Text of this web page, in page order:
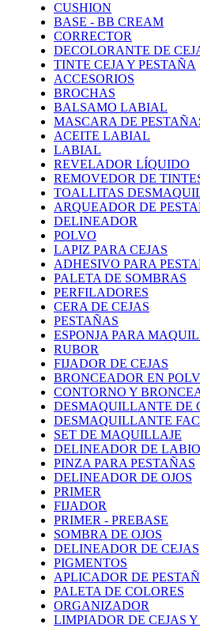
CUSHION
BASE - BB CREAM
CORRECTOR
DECOLORANTE DE
TINTE CEJA Y PESTAÑA
ACCESORIOS
BROCHAS
BALSAMO LABIAL
MASCARA DE
ACEITE LABIAL
LABIAL
REVELADOR LÍQUIDO
REMOVEDOR DE
TOALLITAS
ARQUEADOR DE
DELINEADOR
POLVO
LAPIZ PARA CEJAS
ADHESIVO PARA
PALETA DE SOMBRAS
PERFILADORES
CERA DE CEJAS
PESTAÑAS
ESPONJA PARA
RUBOR
FIJADOR DE CEJAS
BRONCEADOR EN
CONTORNO Y
DESMAQUILLANTE DE
DESMAQUILLANTE
SET DE MAQUILLAJE
DELINEADOR DE
PINZA PARA PESTAÑAS
DELINEADOR DE OJOS
PRIMER
FIJADOR
PRIMER - PREBASE
SOMBRA DE OJOS
DELINEADOR DE CEJAS
PIGMENTOS
APLICADOR DE
PALETA DE COLORES
ORGANIZADOR
LIMPIADOR DE CEJAS Y